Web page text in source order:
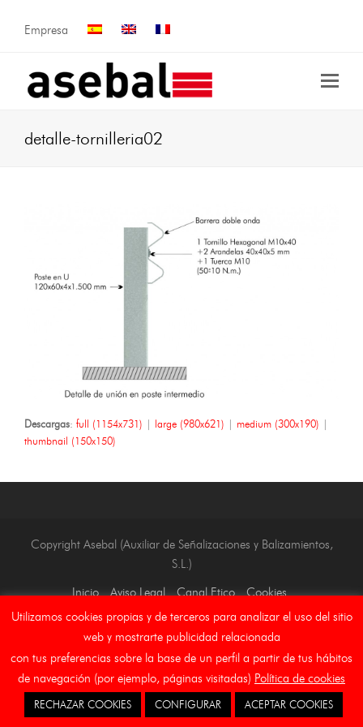
Empresa
detalle-tornilleria02
Descargas: full (1154x731) | large (980x621) | medium (300x190) |
thumbnail (150x150)
Copyright Asebal (Auxiliar de Señalizaciones y Balizamientos,
S.L.)
Inicio
Aviso Legal Canal Etico
Cookies
Utilizamos cookies propias y de terceros para analizar el uso del sitio
web y mostrarte publicidad relacionada
con tus preferencias sobre la base de un perfil a partir de tus hábitos
de navegación (por ejemplo, páginas visitadas) Política de cookies
RECHAZAR COOKIES CONFIGURAR ACEPTAR COOKIES